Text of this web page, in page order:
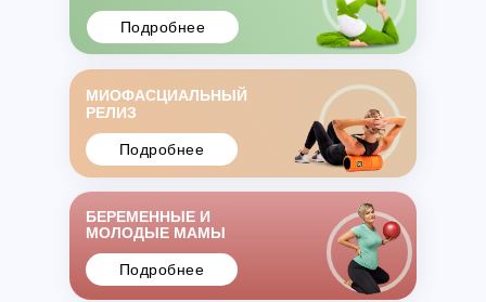
МИОФАСЦИАЛЬНЫЙ
РЕЛИЗ
Подробнее
Подробнее
БЕРЕМЕННЫЕ И
МОЛОДЫЕ МАМЫ
Подробнее